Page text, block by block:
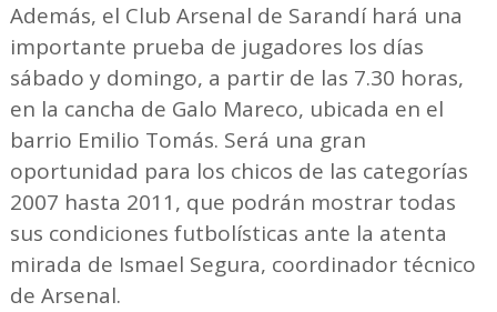
Además, el Club Arsenal de Sarandí hará una
importante prueba de jugadores los días
sábado y domingo, a partir de las 7.30 horas,
en la cancha de Galo Mareco, ubicada en el
barrio Emilio Tomás. Será una gran
oportunidad para los chicos de las categorías
2007 hasta 2011, que podrán mostrar todas
sus condiciones futbolísticas ante la atenta
mirada de Ismael Segura, coordinador técnico
de Arsenal.